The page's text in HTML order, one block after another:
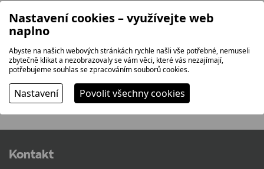
OPERATIVNÍ LEASING
SERVIS VOZIDEL
Kontakt
Nastavení cookies – využívejte web
naplno
Abyste na našich webových stránkách rychle našli vše potřebné, nemuseli
zbytečně klikat a nezobrazovaly se vám věci, které vás nezajímají,
potřebujeme souhlas se zpracováním souborů cookies.
Nastavení Povolit všechny cookies